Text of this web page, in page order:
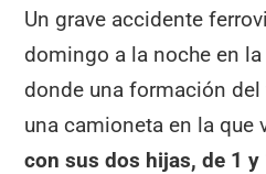
Un grave accidente
domingo a la noche en
donde una formación
una camioneta en la que
con sus dos hijas, de 1 y